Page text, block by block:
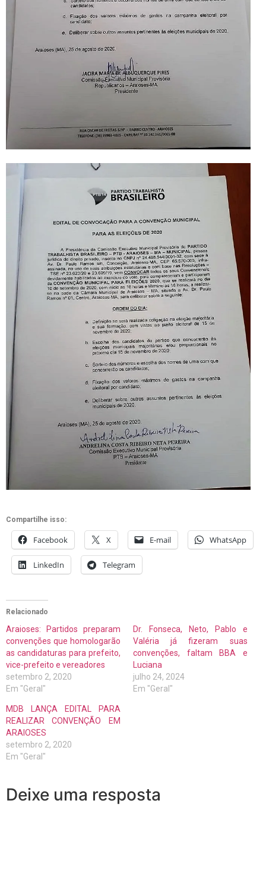
Compartilhe isso:
Facebook X E-mail WhatsApp
LinkedIn Telegram
Relacionado
Araioses: Partidos preparam
convenções que homologarão
as candidaturas para prefeito,
vice-prefeito e vereadores
setembro 2, 2020
Em "Geral"
Dr. Fonseca, Neto, Pablo e
Valéria já fizeram suas
convenções, faltam BBA e
Luciana
julho 24, 2024
Em "Geral"
MDB LANÇA EDITAL PARA
REALIZAR CONVENÇÃO EM
ARAIOSES
setembro 2, 2020
Em "Geral"
Deixe uma resposta